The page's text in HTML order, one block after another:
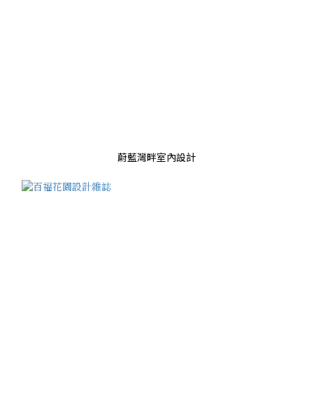
蔚藍灣畔室內設計